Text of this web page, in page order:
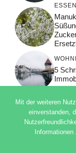
ESSEN
5
Mit der weiteren
einverstanden,